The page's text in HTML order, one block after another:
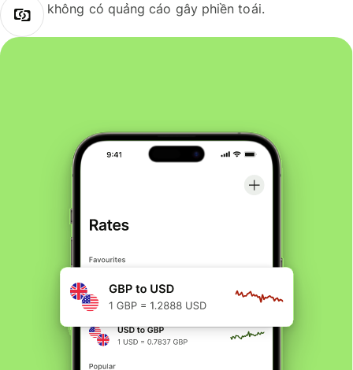
không có quảng cáo gây phiền toái.